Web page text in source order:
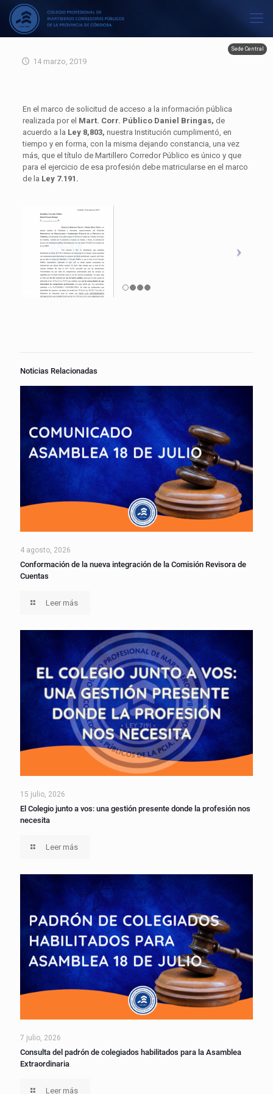
14 marzo, 2019
En el marco de solicitud de acceso a la información pública
realizada por el Mart. Corr. Público Daniel Bringas, de
acuerdo a la Ley 8,803, nuestra Institución cumplimentó, en
tiempo y en forma, con la misma dejando constancia, una vez
más, que el título de Martillero Corredor Público es único y que
para el ejercicio de esa profesión debe matricularse en el marco
de la Ley 7.191.
Noticias Relacionadas
4 agosto, 2026
Conformación de la nueva integración de la Comisión Revisora de
Cuentas
Leer más
15 julio, 2026
El Colegio junto a vos: una gestión presente donde la profesión nos
necesita
Leer más
7 julio, 2026
Consulta del padrón de colegiados habilitados para la Asamblea
Extraordinaria
Leer más
Sede Central